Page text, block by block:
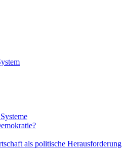
als politische Herausforderung